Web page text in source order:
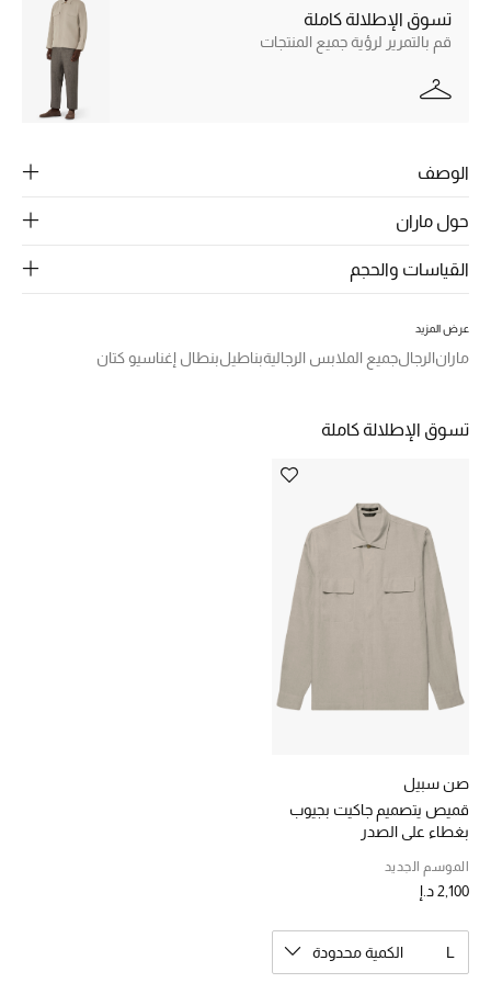
الجمال
المجوهرات
نسوقوا أحدث ما وصلنا
خصومات
ما وصلنا حديثاً
الموسم الجديد
ركن أناقة المنتجعات
جميع إصدارتنا النسائية
تشكيلة المناسبات للنساء
الحب للمحلي
تسوق الإطلالة كاملة
قم بالتمرير لرؤية جميع المنتجات
الوصف
حول ماران
القياسات والحجم
عرض المزيد
مارانالرجالجميع الملابس الرجاليةبناطيلبنطال إغناسيو كتان
تسوق الإطلالة كاملة
صن سبيل
قميص يتصميم جاكيت بجيوب
بغطاء على الصدر
الموسم الجديد
2,100 د.إ
L الكمية محدودة